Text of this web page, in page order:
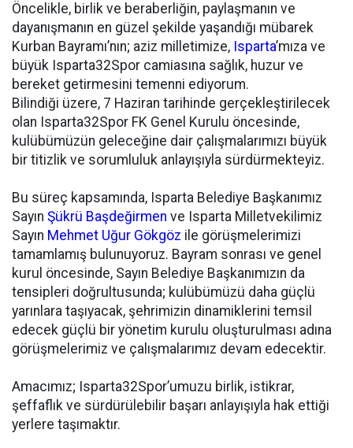
Öncelikle, birlik ve beraberliğin, paylaşmanın ve
dayanışmanın en güzel şekilde yaşandığı mübarek
Kurban Bayramı’nın; aziz milletimize, Isparta’mıza ve
büyük Isparta32Spor camiasına sağlık, huzur ve
bereket getirmesini temenni ediyorum.
Bilindiği üzere, 7 Haziran tarihinde gerçekleştirilecek
olan Isparta32Spor FK Genel Kurulu öncesinde,
kulübümüzün geleceğine dair çalışmalarımızı büyük
bir titizlik ve sorumluluk anlayışıyla sürdürmekteyiz.
Bu süreç kapsamında, Isparta Belediye Başkanımız
Sayın Şükrü Başdeğirmen ve Isparta Milletvekilimiz
Sayın Mehmet Uğur Gökgöz ile görüşmelerimizi
tamamlamış bulunuyoruz. Bayram sonrası ve genel
kurul öncesinde, Sayın Belediye Başkanımızın da
tensipleri doğrultusunda; kulübümüzü daha güçlü
yarınlara taşıyacak, şehrimizin dinamiklerini temsil
edecek güçlü bir yönetim kurulu oluşturulması adına
görüşmelerimiz ve çalışmalarımız devam edecektir.
Amacımız; Isparta32Spor’umuzu birlik, istikrar,
şeffaflık ve sürdürülebilir başarı anlayışıyla hak ettiği
yerlere taşımaktır.